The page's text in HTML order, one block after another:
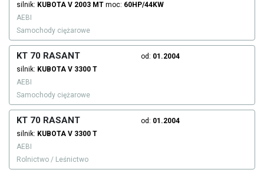
silnik: KUBOTA V 2003 MT moc: 60HP/44KW
AEBI
Samochody ciężarowe
KT 70 RASANT od: 01.2004
silnik: KUBOTA V 3300 T
AEBI
Samochody ciężarowe
KT 70 RASANT od: 01.2004
silnik: KUBOTA V 3300 T
AEBI
Rolnictwo / Leśnictwo